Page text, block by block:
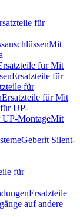
für
Mit
für Mit
Ersatzteile für
für
Ersatzteile für Mit
für UP-
UP-MontageMit
Geberit Silent-
für
Ersatzteile
auf andere